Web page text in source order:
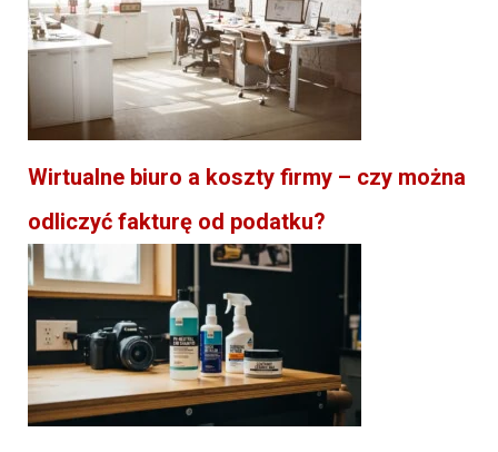
Wirtualne biuro a koszty firmy – czy można
odliczyć fakturę od podatku?